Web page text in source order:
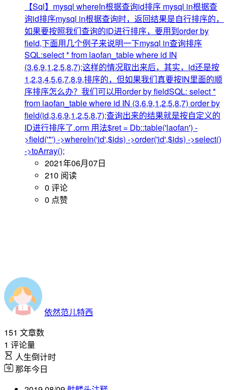
【Sql】mysql whereIn根据查询id排序 mysql in根据查
询id排序mysql in根据查询时，返回结果是自行排序的，
如果要按照我们查询的ID进行排序，要用到order by
field,下面用几个例子来说明一下mysql in查询排序
SQL:select * from laofan_table where id IN
(3,6,9,1,2,5,8,7);这样的情况取出来后，其实，id还是按
1,2,3,4,5,6,7,8,9,排序的，但如果我们真要按IN里面的顺
序排序怎么办？我们可以用order by fieldSQL: select *
from laofan_table where id IN (3,6,9,1,2,5,8,7) order by
field(id,3,6,9,1,2,5,8,7);查询出来的结果就是按自定义的
ID进行排序了.orm 用法$ret = Db::table('laofan') -
>field('*') ->whereIn('id',$ids) ->order('id',$ids) ->select()
->toArray();
2021年06月07日
210 阅读
0 评论
0 点赞
依然范儿特西
151 文章数
1 评论量
人生倒计时
那年今日